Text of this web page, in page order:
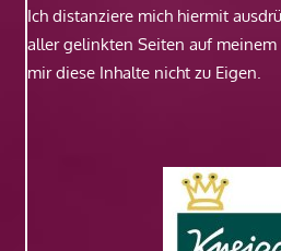
Ich distanziere mich hiermit
aller gelinkten Seiten auf
mir diese Inhalte nicht zu Eigen.